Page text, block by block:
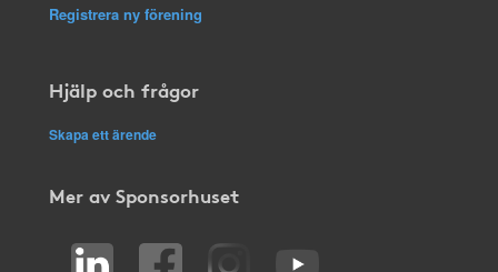
Registrera ny förening
Hjälp och frågor
Skapa ett ärende
Mer av Sponsorhuset